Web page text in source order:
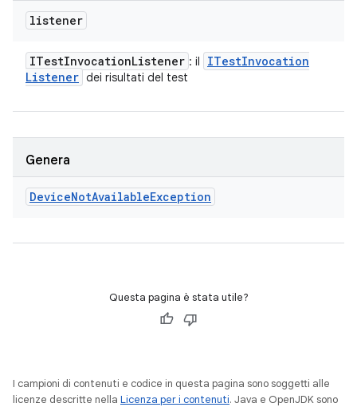
listener
ITestInvocationListener : il ITestInvocation
Listener dei risultati del test
Genera
DeviceNotAvailableException
Questa pagina è stata utile?
I campioni di contenuti e codice in questa pagina sono soggetti alle
licenze descritte nella Licenza per i contenuti. Java e OpenJDK sono